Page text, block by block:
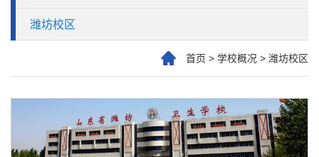
潍坊校区
首页 > 学校概况 > 潍坊校区